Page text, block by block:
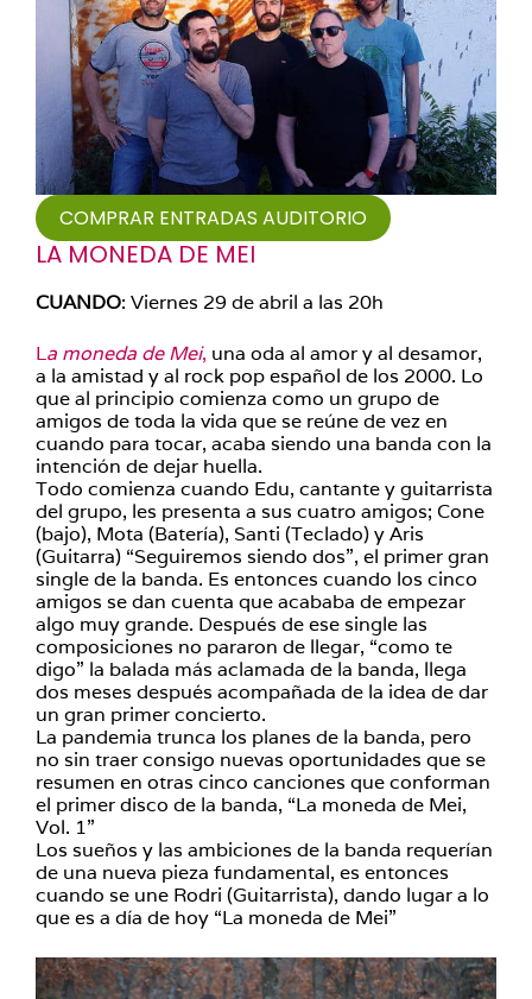
COMPRAR ENTRADAS AUDITORIO
LA MONEDA DE MEI
CUANDO: Viernes 29 de abril a las 20h
La moneda de Mei, una oda al amor y al desamor,
a la amistad y al rock pop español de los 2000. Lo
que al principio comienza como un grupo de
amigos de toda la vida que se reúne de vez en
cuando para tocar, acaba siendo una banda con la
intención de dejar huella.
Todo comienza cuando Edu, cantante y guitarrista
del grupo, les presenta a sus cuatro amigos; Cone
(bajo), Mota (Batería), Santi (Teclado) y Aris
(Guitarra) “Seguiremos siendo dos”, el primer gran
single de la banda. Es entonces cuando los cinco
amigos se dan cuenta que acababa de empezar
algo muy grande. Después de ese single las
composiciones no pararon de llegar, “como te
digo” la balada más aclamada de la banda, llega
dos meses después acompañada de la idea de dar
un gran primer concierto.
La pandemia trunca los planes de la banda, pero
no sin traer consigo nuevas oportunidades que se
resumen en otras cinco canciones que conforman
el primer disco de la banda, “La moneda de Mei,
Vol. 1”
Los sueños y las ambiciones de la banda requerían
de una nueva pieza fundamental, es entonces
cuando se une Rodri (Guitarrista), dando lugar a lo
que es a día de hoy “La moneda de Mei”